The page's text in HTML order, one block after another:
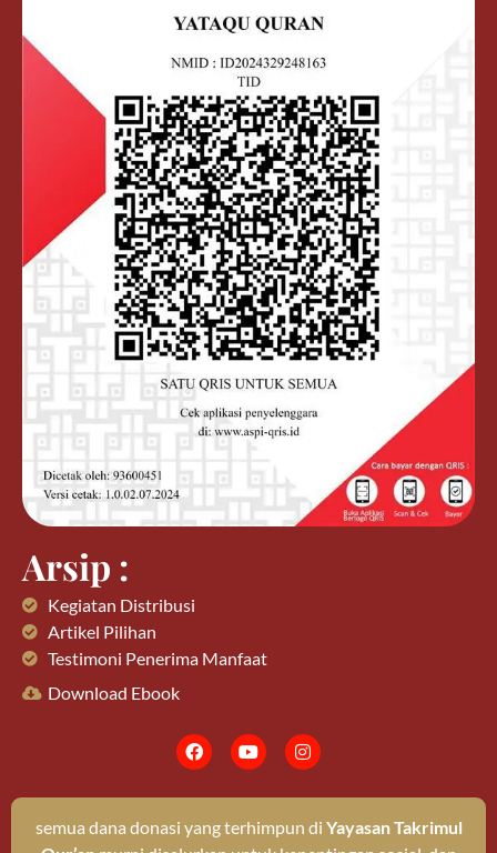
Arsip :
Kegiatan Distribusi
Artikel Pilihan
Testimoni Penerima Manfaat
Download Ebook
semua dana donasi yang terhimpun di Yayasan Takrimul